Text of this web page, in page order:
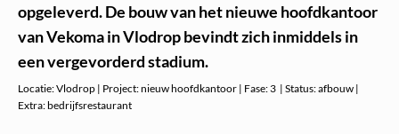
opgeleverd. De bouw van het nieuwe hoofdkantoor
van Vekoma in Vlodrop bevindt zich inmiddels in
een vergevorderd stadium.
Locatie: Vlodrop | Project: nieuw hoofdkantoor | Fase: 3 | Status: afbouw |
Extra: bedrijfsrestaurant